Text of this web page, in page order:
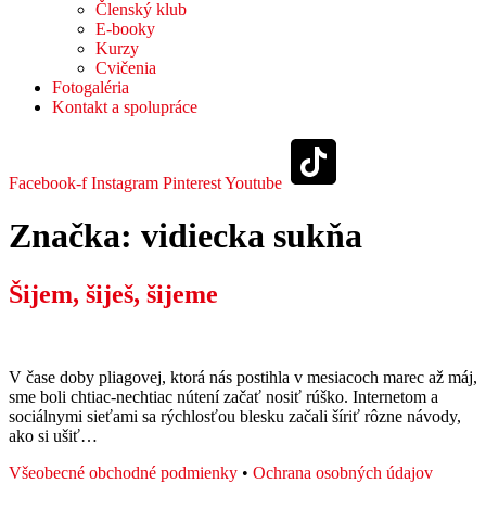
Členský klub
E-booky
Kurzy
Cvičenia
Fotogaléria
Kontakt a spolupráce
Facebook-f Instagram PinterestYoutube
Značka: vidiecka sukňa
Šijem, šiješ, šijeme
V čase doby pliagovej, ktorá nás postihla v mesiacoch marec až máj,
sme boli chtiac-nechtiac nútení začať nosiť rúško. Internetom a
sociálnymi sieťami sa rýchlosťou blesku začali šíriť rôzne návody,
ako si ušiť…
Všeobecné obchodné podmienky • Ochrana osobných údajov